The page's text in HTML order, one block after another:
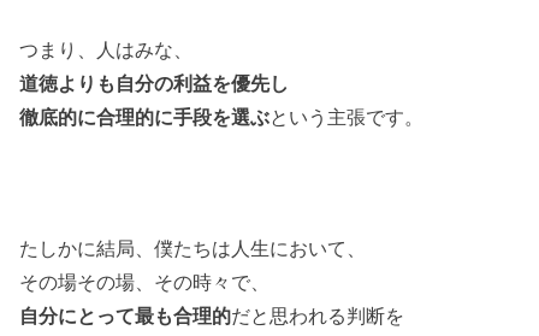
つまり、人はみな、
道徳よりも自分の利益を優先し
徹底的に合理的に手段を選ぶという主張です。
たしかに結局、僕たちは人生において、
その場その場、その時々で、
自分にとって最も合理的だと思われる判断を